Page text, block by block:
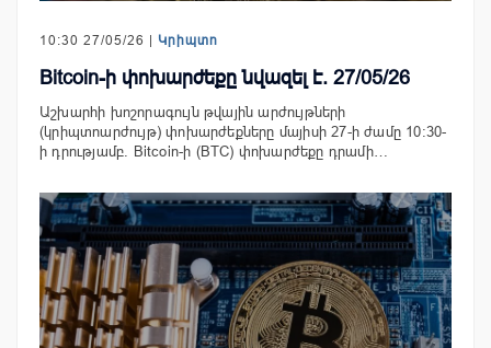
10:30 27/05/26 | Կրիպտո
Bitcoin-ի փոխարժեքը նվազել է. 27/05/26
Աշխարհի խոշորագույն թվային արժույթների
(կրիպտոարժույթ) փոխարժեքները մայիսի 27-ի ժամը 10:30-
ի դրությամբ. Bitcoin-ի (BTC) փոխարժեքը դրամի…